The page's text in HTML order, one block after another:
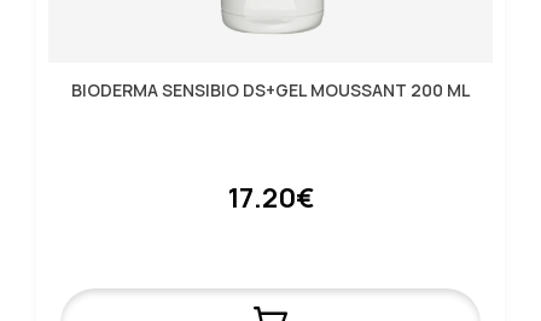
BIODERMA SENSIBIO DS+GEL MOUSSANT 200 ML
17.20€